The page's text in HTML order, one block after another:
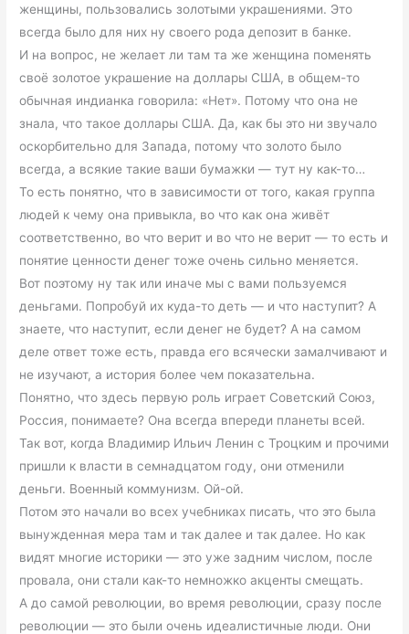
женщины, пользовались золотыми украшениями. Это
всегда было для них ну своего рода депозит в банке.
И на вопрос, не желает ли там та же женщина поменять
своё золотое украшение на доллары США, в общем-то
обычная индианка говорила: «Нет». Потому что она не
знала, что такое доллары США. Да, как бы это ни звучало
оскорбительно для Запада, потому что золото было
всегда, а всякие такие ваши бумажки — тут ну как-то…
То есть понятно, что в зависимости от того, какая группа
людей к чему она привыкла, во что как она живёт
соответственно, во что верит и во что не верит — то есть и
понятие ценности денег тоже очень сильно меняется.
Вот поэтому ну так или иначе мы с вами пользуемся
деньгами. Попробуй их куда-то деть — и что наступит? А
знаете, что наступит, если денег не будет? А на самом
деле ответ тоже есть, правда его всячески замалчивают и
не изучают, а история более чем показательна.
Понятно, что здесь первую роль играет Советский Союз,
Россия, понимаете? Она всегда впереди планеты всей.
Так вот, когда Владимир Ильич Ленин с Троцким и прочими
пришли к власти в семнадцатом году, они отменили
деньги. Военный коммунизм. Ой-ой.
Потом это начали во всех учебниках писать, что это была
вынужденная мера там и так далее и так далее. Но как
видят многие историки — это уже задним числом, после
провала, они стали как-то немножко акценты смещать.
А до самой революции, во время революции, сразу после
революции — это были очень идеалистичные люди. Они